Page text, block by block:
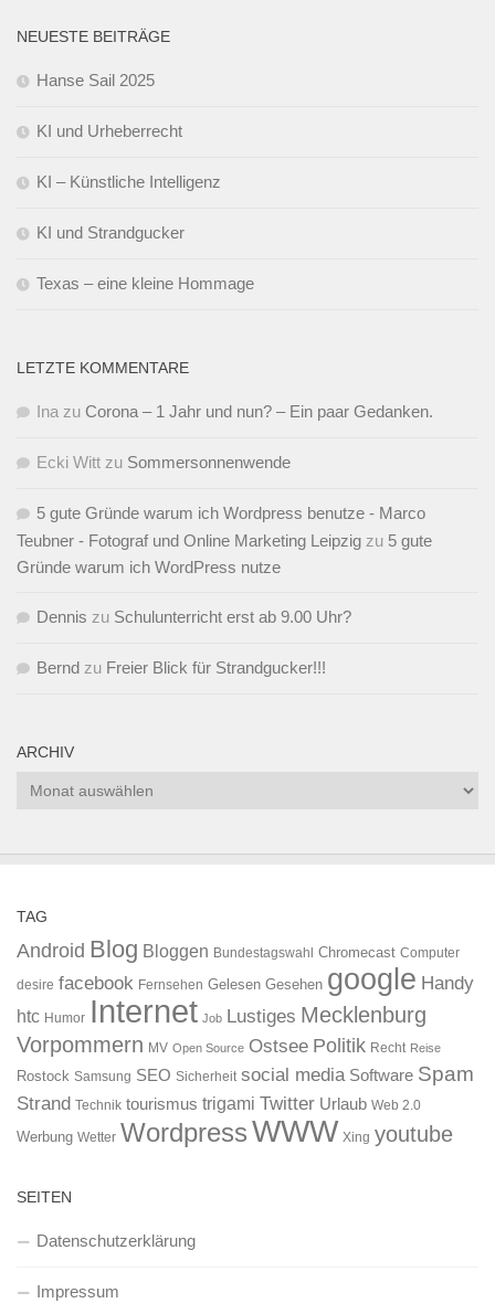
NEUESTE BEITRÄGE
Hanse Sail 2025
KI und Urheberrecht
KI – Künstliche Intelligenz
KI und Strandgucker
Texas – eine kleine Hommage
LETZTE KOMMENTARE
Ina zu Corona – 1 Jahr und nun? – Ein paar Gedanken.
Ecki Witt zu Sommersonnenwende
5 gute Gründe warum ich Wordpress benutze - Marco
Teubner - Fotograf und Online Marketing Leipzig zu 5 gute
Gründe warum ich WordPress nutze
Dennis zu Schulunterricht erst ab 9.00 Uhr?
Bernd zu Freier Blick für Strandgucker!!!
ARCHIV
Archiv
TAG
Android Blog Bloggen Bundestagswahl Chromecast Computer
desire facebook Fernsehen Gelesen Gesehen google Handy
htc Humor Internet Job Lustiges Mecklenburg
Vorpommern MV Open Source Ostsee Politik Recht Reise
Rostock Samsung SEO Sicherheit social media Software Spam
Strand Technik tourismus trigami Twitter Urlaub Web 2.0
Werbung Wetter WordpressWWW Xing youtube
SEITEN
Datenschutzerklärung
Impressum